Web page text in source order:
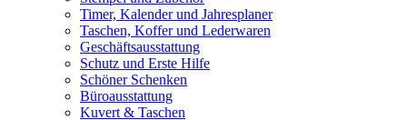
Timer, Kalender und Jahresplaner
Taschen, Koffer und Lederwaren
Geschäftsausstattung
Schutz und Erste Hilfe
Schöner Schenken
Büroausstattung
Kuvert & Taschen